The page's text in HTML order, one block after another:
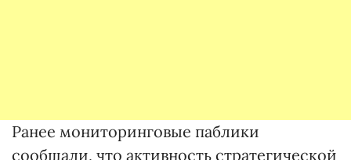
Ранее мониторинговые паблики
сообщали, что активность стратегической